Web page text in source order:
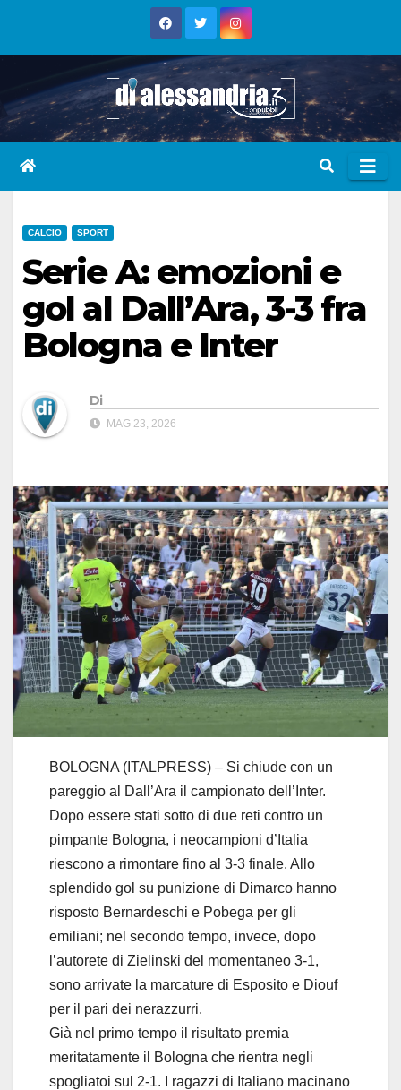
CALCIO SPORT
Serie A: emozioni e
gol al Dall’Ara, 3-3 fra
Bologna e Inter
Di
MAG 23, 2026
BOLOGNA (ITALPRESS) – Si chiude con un
pareggio al Dall’Ara il campionato dell’Inter.
Dopo essere stati sotto di due reti contro un
pimpante Bologna, i neocampioni d’Italia
riescono a rimontare fino al 3-3 finale. Allo
splendido gol su punizione di Dimarco hanno
risposto Bernardeschi e Pobega per gli
emiliani; nel secondo tempo, invece, dopo
l’autorete di Zielinski del momentaneo 3-1,
sono arrivate la marcature di Esposito e Diouf
per il pari dei nerazzurri.
Già nel primo tempo il risultato premia
meritatamente il Bologna che rientra negli
spogliatoi sul 2-1. I ragazzi di Italiano macinano